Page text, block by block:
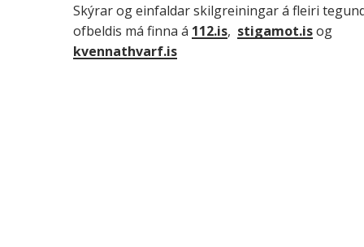
Skýrar og einfaldar skilgreiningar á fleiri
ofbeldis má finna á 112.is, stigamot.isog
kvennathvarf.is